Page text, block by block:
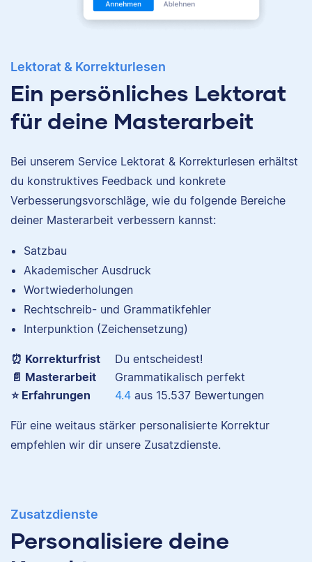
Lektorat & Korrekturlesen
Ein persönliches Lektorat
für deine Masterarbeit
Bei unserem Service Lektorat & Korrekturlesen erhältst
du konstruktives Feedback und konkrete
Verbesserungsvorschläge, wie du folgende Bereiche
deiner Masterarbeit verbessern kannst:
Satzbau
Akademischer Ausdruck
Wortwiederholungen
Rechtschreib- und Grammatikfehler
Interpunktion (Zeichensetzung)
⏰ Korrekturfrist
Du entscheidest!
📄 Masterarbeit
Grammatikalisch perfekt
⭐ Erfahrungen
4.4 aus 15.537 Bewertungen
Für eine weitaus stärker personalisierte Korrektur
empfehlen wir dir unsere Zusatzdienste.
Zusatzdienste
Personalisiere deine
Themengebieten.
Daniela
Daniela hat Geografie,
An ihrer Tätigkeit für
ihrer Leidenschaft für
Sprache sowie
Wissenschaft
nachgehen kann.
Yasemin
und
studiert. Bei Scribbr
unterstützt sie
Harvard, taught
English with Fulbright
master's degree from
John Hopkins.
Sebastian hat
studiert und liest als
Lektor am liebsten
Maxim